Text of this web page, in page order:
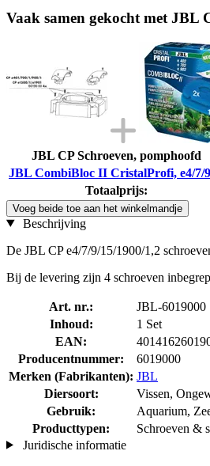
Vaak samen gekocht met JBL
JBL CP Schroeven, pomphoofd
JBL CombiBloc II CristalProfi, e4/7/
Totaalprijs:
Voeg beide toe aan het winkelmandje
Beschrijving
De JBL CP e4/7/9/15/1900/1,2
Bij de levering zijn 4 schroeven
Art. nr.:
JBL-6019000
Inhoud:
1 Set
EAN:
Producentnummer:
6019000
Merken (Fabrikanten): JBL
Diersoort:
Vissen,
Gebruik:
Aquarium,
Producttypen:
Schroeven &
Juridische informatie